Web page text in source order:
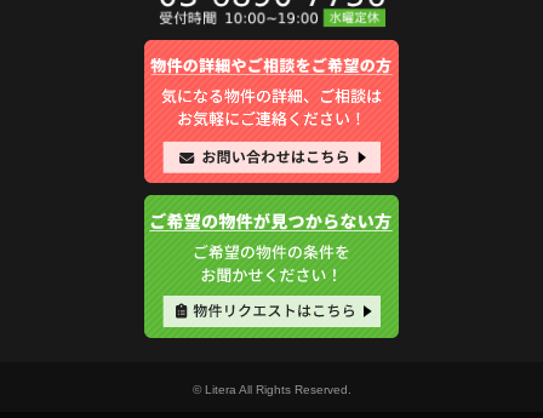
© Litera All Rights Reserved.